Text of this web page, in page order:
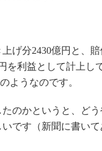
げ分2430億円と、
を利益として計上し
うなのです。
のかというと、ど
です（新聞に書い